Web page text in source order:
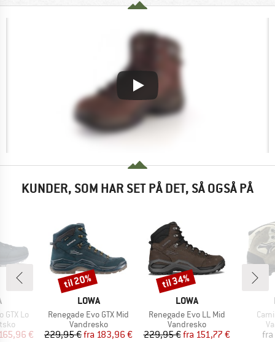
KUNDER, SOM HAR SET PÅ DET, SÅ OGSÅ PÅ
GTX Lo
pris
€
MÆRKE
LOWA
Artikel
Renegade Evo GTX Mid
Produktgruppe
Vandresko
Pris
229,95 € Nedsat pris
fra 183,96 €
Rabat
til 20%
MÆRKE
LOWA
Artikel
Renegade Evo LL Mid
Produktgruppe
Vandresko
Pris
229,95 € Nedsat pris
fra 151,77 €
Rabat
til 34%
fra